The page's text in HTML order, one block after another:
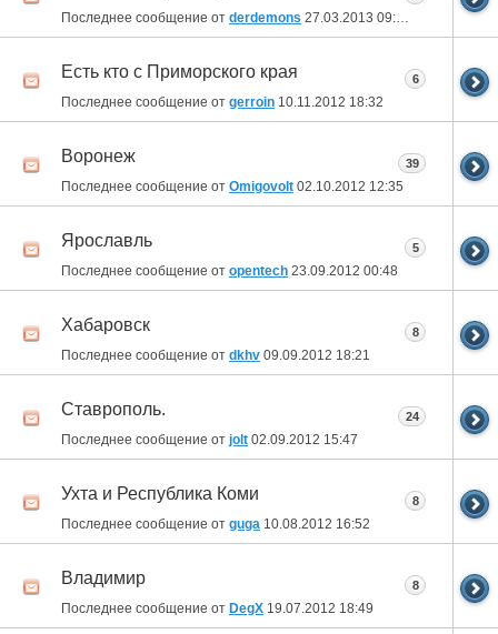
Последнее сообщение от derdemons 27.03.2013 09:49
Есть кто с Приморского края
Последнее сообщение от gerroin 10.11.2012 18:32
6
Воронеж
Последнее сообщение от Omigovolt 02.10.2012 12:35
39
Ярославль
Последнее сообщение от opentech 23.09.2012 00:48
5
Хабаровск
Последнее сообщение от dkhv 09.09.2012 18:21
8
Ставрополь.
Последнее сообщение от jolt 02.09.2012 15:47
24
Ухта и Республика Коми
Последнее сообщение от guga 10.08.2012 16:52
8
Владимир
Последнее сообщение от DegX 19.07.2012 18:49
8